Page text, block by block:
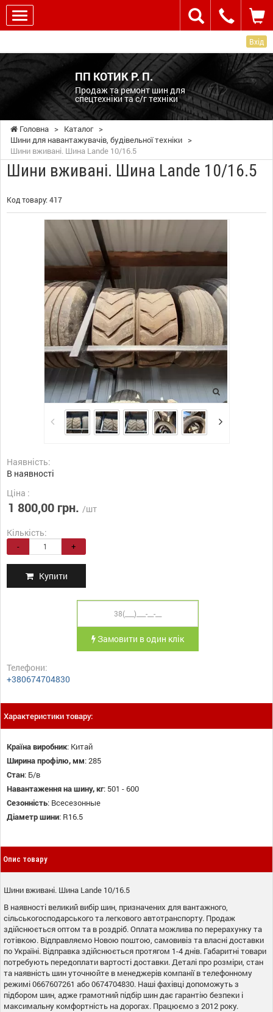
Вхід
ПП КОТИК Р. П.
Продаж та ремонт шин для
спецтехніки та с/г техніки
Головна > Каталог >
Шини для навантажувачів, будівельної техніки >
Шини вживані. Шина Lande 10/16.5
Шини вживані. Шина Lande 10/16.5
Код товару: 417
Наявність:
В наявності
Ціна :
1 800,00 грн. /шт
Кількість:
- +
Купити
Замовити в один клік
Телефони:
+380674704830
Характеристики товару:
Країна виробник: Китай
Ширина профілю, мм:285
Стан: Б/в
Навантаження на шину, кг: 501 - 600
Сезонність: Всесезонные
Діаметр шини: R16.5
Опис товару
Шини вживані. Шина Lande 10/16.5
В наявності великий вибір шин, призначених для вантажного,
сільськогосподарського та легкового автотранспорту. Продаж
здійснюється оптом та в роздріб. Оплата можлива по перерахунку та
готівкою. Відправляємо Новою поштою, самовивіз та власні доставки
по Україні. Відправка здійснюється протягом 1-4 днів. Габаритні товари
потребують передоплати вартості доставки. Деталі про розміри, стан
та наявність шин уточнюйте в менеджерів компанії в телефонному
режимі 0667607261 або 0674704830. Наші фахівці допоможуть з
підбором шин, адже грамотний підбір шин дає гарантію безпеки і
максимальну комфортність на дорогах. Працюємо з 2012 року.